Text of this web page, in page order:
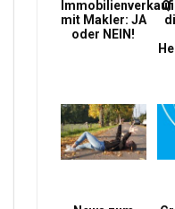
Immobilienverkauf
mit Makler: JA
oder NEIN!